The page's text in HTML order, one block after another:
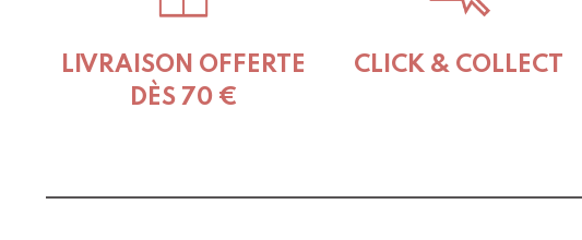
LIVRAISON OFFERTE
DÈS 70 €
CLICK & COLLECT